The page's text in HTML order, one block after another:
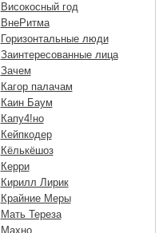
Високосный год
ВнеРитма
Горизонтальные люди
Заинтересованные лица
Зачем
Кагор палачам
Каин Баум
Капу4!но
Кейпкодер
Кёлькёшоз
Керри
Кирилл Лирик
Крайние Меры
Мать Тереза
Махно